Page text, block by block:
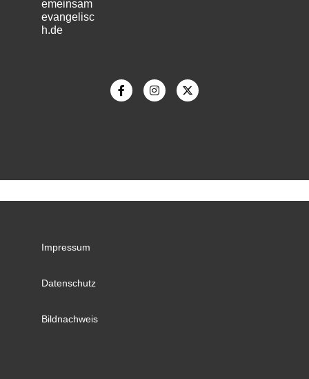
emeinsam
evangelisc
h.de
Impressum
Datenschutz
Bildnachweis